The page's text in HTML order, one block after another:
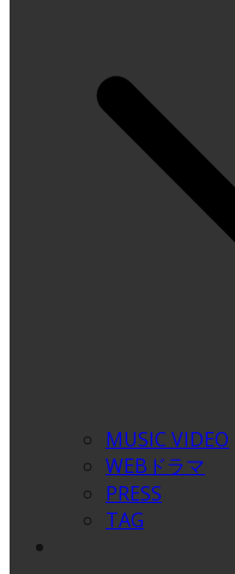
MUSIC VIDEO
WEBドラマ
PRESS
TAG